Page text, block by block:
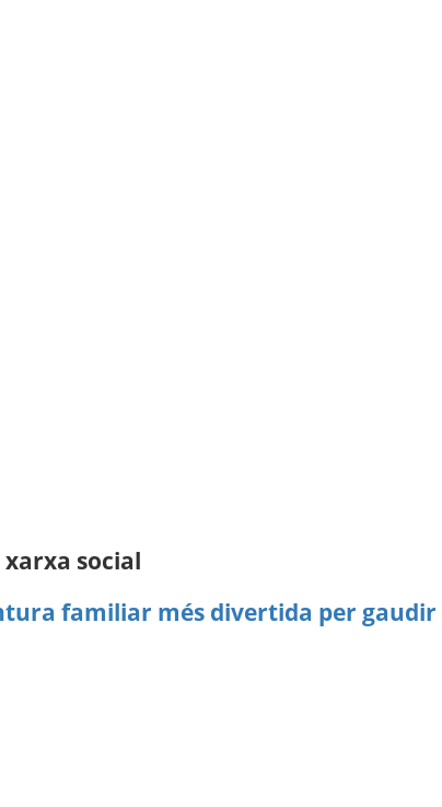
social
familiar més divertida per gaudir